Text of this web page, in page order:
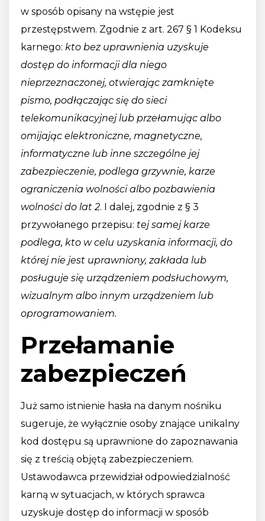
w sposób opisany na wstępie jest
przestępstwem. Zgodnie z art. 267 § 1 Kodeksu
karnego: kto bez uprawnienia uzyskuje
dostęp do informacji dla niego
nieprzeznaczonej, otwierając zamknięte
pismo, podłączając się do sieci
telekomunikacyjnej lub przełamując albo
omijając elektroniczne, magnetyczne,
informatyczne lub inne szczególne jej
zabezpieczenie, podlega grzywnie, karze
ograniczenia wolności albo pozbawienia
wolności do lat 2. I dalej, zgodnie z § 3
przywołanego przepisu: tej samej karze
podlega, kto w celu uzyskania informacji, do
której nie jest uprawniony, zakłada lub
posługuje się urządzeniem podsłuchowym,
wizualnym albo innym urządzeniem lub
oprogramowaniem.
Przełamanie
zabezpieczeń
Już samo istnienie hasła na danym nośniku
sugeruje, że wyłącznie osoby znające unikalny
kod dostępu są uprawnione do zapoznawania
się z treścią objętą zabezpieczeniem.
Ustawodawca przewidział odpowiedzialność
karną w sytuacjach, w których sprawca
uzyskuje dostęp do informacji w sposób